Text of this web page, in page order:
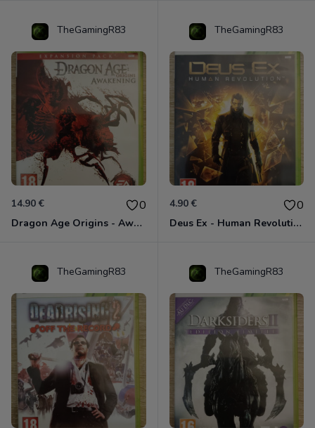
TheGamingR83
14.90 € 0
Dragon Age Origins - Awakening Xbox 360
TheGamingR83
4.90 € 0
Deus Ex - Human Revolution Xbox 360
TheGamingR83 TheGamingR83